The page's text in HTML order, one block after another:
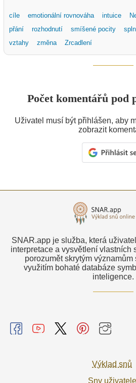
cíle emotionální rovnováha intuice
přání
rozhodnutí smíšené pocity
vztahy
změna Zrcadlení
Počet komentářů pod
Uživatel musí být přihlášen, aby
zobrazit
SNAR.app je služba, která
interpretace a vysvětlení vlastních
porozumět skrytým
využitím bohaté databáze
inteligence.
Výklad snů
Sny uživatele